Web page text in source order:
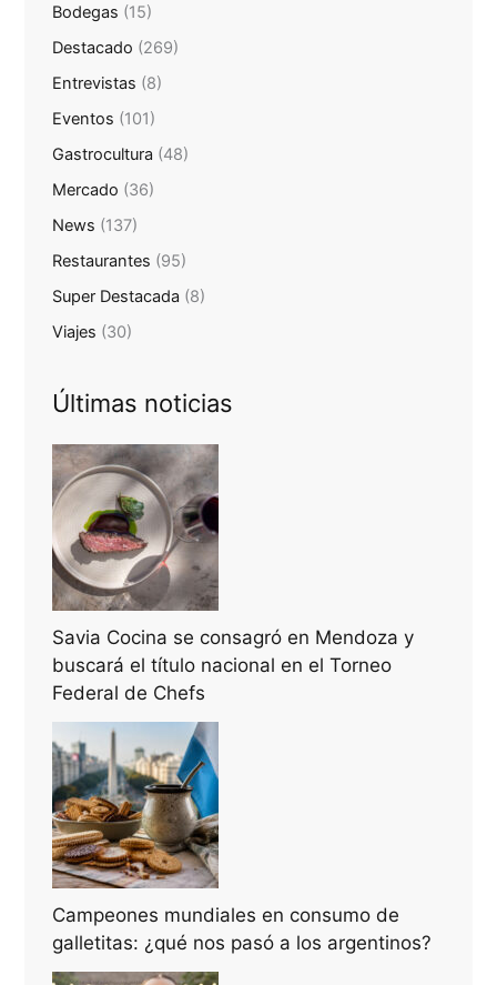
Bodegas (15)
Destacado (269)
Entrevistas (8)
Eventos (101)
Gastrocultura (48)
Mercado (36)
News (137)
Restaurantes (95)
Super Destacada (8)
Viajes (30)
Últimas noticias
Savia Cocina se consagró en Mendoza y
buscará el título nacional en el Torneo
Federal de Chefs
Campeones mundiales en consumo de
galletitas: ¿qué nos pasó a los argentinos?